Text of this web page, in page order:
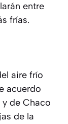
entre
frías.
aire frío
acuerdo
de Chaco
de la